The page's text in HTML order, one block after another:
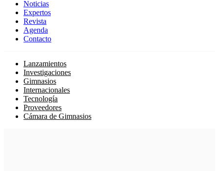
Noticias
Expertos
Revista
Agenda
Contacto
Lanzamientos
Investigaciones
Gimnasios
Internacionales
Tecnología
Proveedores
Cámara de Gimnasios